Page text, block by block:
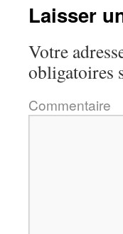
Laisser
Votre
obligatoires
Commentaire